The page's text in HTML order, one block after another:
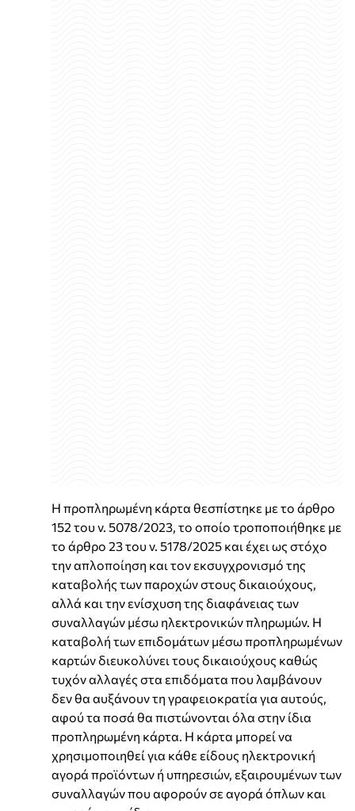
Η προπληρωμένη κάρτα θεσπίστηκε με το άρθρο
152 του ν. 5078/2023, το οποίο τροποποιήθηκε με
το άρθρο 23 του ν. 5178/2025 και έχει ως στόχο
την απλοποίηση και τον εκσυγχρονισμό της
καταβολής των παροχών στους δικαιούχους,
αλλά και την ενίσχυση της διαφάνειας των
συναλλαγών μέσω ηλεκτρονικών πληρωμών. Η
καταβολή των επιδομάτων μέσω προπληρωμένων
καρτών διευκολύνει τους δικαιούχους καθώς
τυχόν αλλαγές στα επιδόματα που λαμβάνουν
δεν θα αυξάνουν τη γραφειοκρατία για αυτούς,
αφού τα ποσά θα πιστώνονται όλα στην ίδια
προπληρωμένη κάρτα. Η κάρτα μπορεί να
χρησιμοποιηθεί για κάθε είδους ηλεκτρονική
αγορά προϊόντων ή υπηρεσιών, εξαιρουμένων των
συναλλαγών που αφορούν σε αγορά όπλων και